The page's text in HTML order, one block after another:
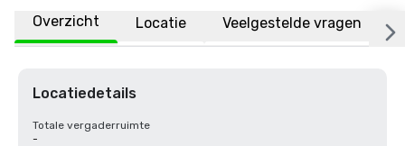
Overzicht Locatie Veelgestelde vragen
Locatiedetails
Totale vergaderruimte
-